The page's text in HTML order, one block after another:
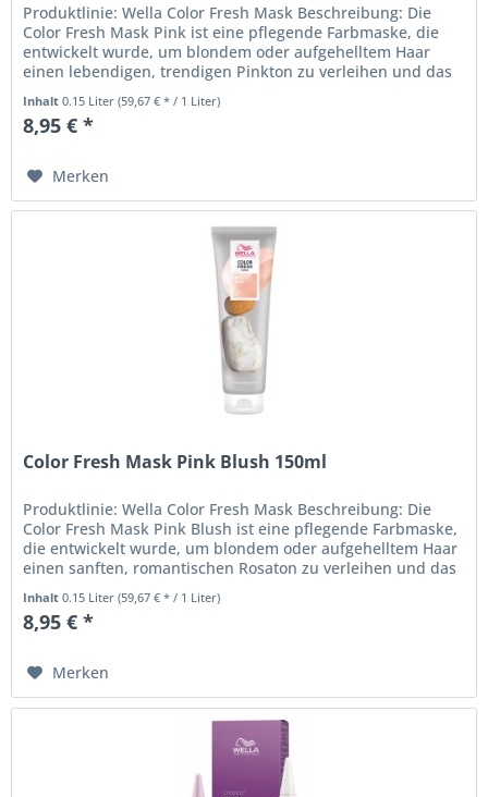
Produktlinie: Wella Color Fresh Mask Beschreibung: Die
Color Fresh Mask Pink ist eine pflegende Farbmaske, die
entwickelt wurde, um blondem oder aufgehelltem Haar
einen lebendigen, trendigen Pinkton zu verleihen und das
Inhalt0.15 Liter(59,67 € * / 1 Liter)
8,95 € *
Merken
Color Fresh Mask Pink Blush 150ml
Produktlinie: Wella Color Fresh Mask Beschreibung: Die
Color Fresh Mask Pink Blush ist eine pflegende Farbmaske,
die entwickelt wurde, um blondem oder aufgehelltem Haar
einen sanften, romantischen Rosaton zu verleihen und das
Inhalt0.15 Liter(59,67 € * / 1 Liter)
8,95 € *
Merken